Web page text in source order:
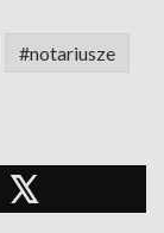
#notariusze